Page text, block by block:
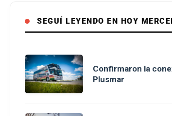
SEGUÍ LEYENDO EN HOY
Confirmaron la
Plusmar